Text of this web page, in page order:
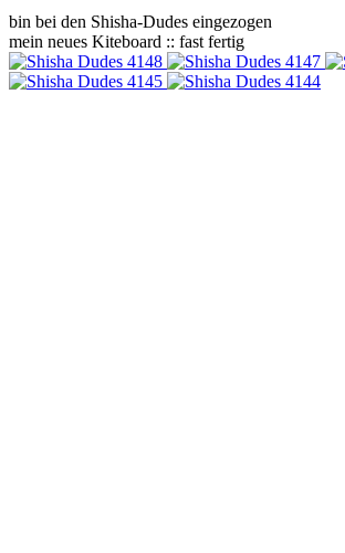
bin bei den Shisha-Dudes eingezogen
mein neues Kiteboard :: fast fertig